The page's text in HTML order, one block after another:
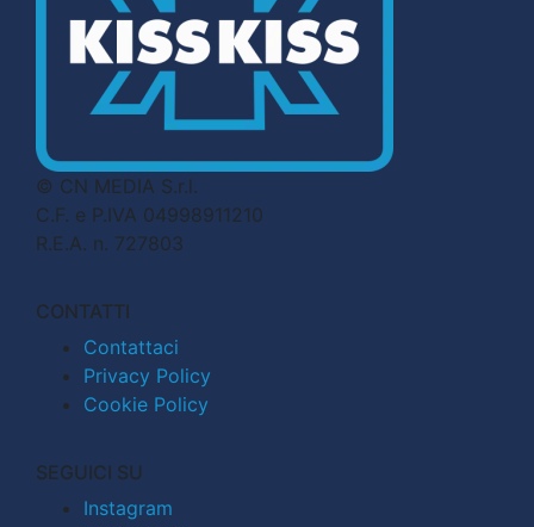
© CN MEDIA S.r.l.
C.F. e P.IVA 04998911210
R.E.A. n. 727803
CONTATTI
Contattaci
Privacy Policy
Cookie Policy
SEGUICI SU
Instagram